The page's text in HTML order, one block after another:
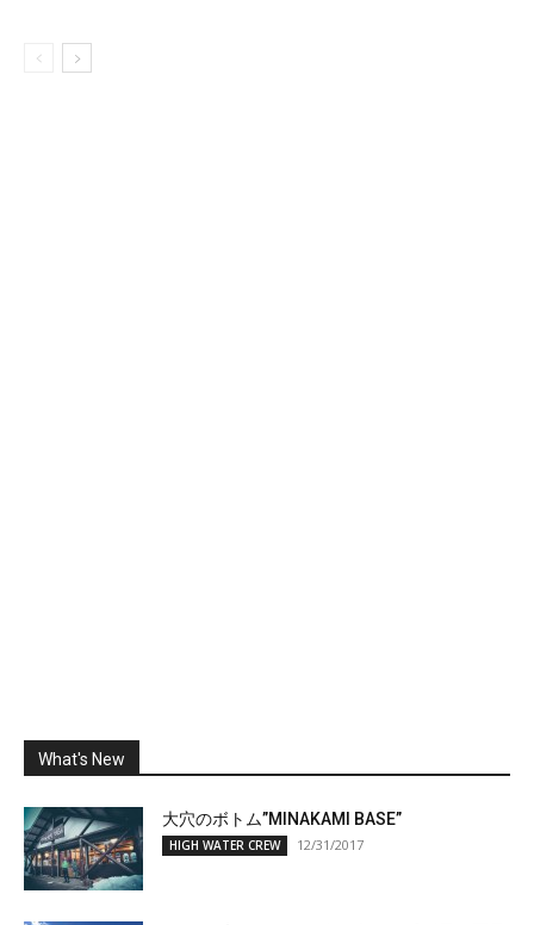
What's New
大穴のボトム”MINAKAMI BASE”
HIGH WATER CREW 12/31/2017